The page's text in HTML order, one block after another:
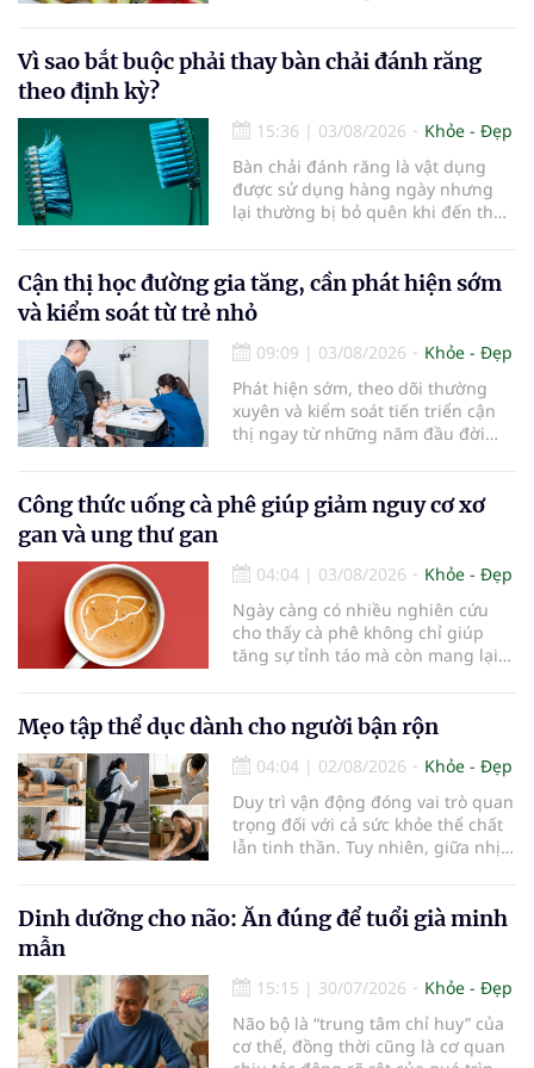
Vì sao bắt buộc phải thay bàn chải đánh răng
theo định kỳ?
15:36 | 03/08/2026
Khỏe - Đẹp
Bàn chải đánh răng là vật dụng
được sử dụng hàng ngày nhưng
lại thường bị bỏ quên khi đến thời
bàn chải quá lâu có thể làm giảm
hiệu quả làm sạch và ảnh hưởng
đến sức khỏe răng miệng...
Cận thị học đường gia tăng, cần phát hiện sớm
và kiểm soát từ trẻ nhỏ
09:09 | 03/08/2026
Khỏe - Đẹp
Phát hiện sớm, theo dõi thường
xuyên và kiểm soát tiến triển cận
thị ngay từ những năm đầu đời
trẻ. Đây cũng là định hướng của
Trung tâm Nhãn nhi và Kiểm soát
Đô đưa vào hoạt động ngày 1/8.
Công thức uống cà phê giúp giảm nguy cơ xơ
gan và ung thư gan
04:04 | 03/08/2026
Khỏe - Đẹp
Ngày càng có nhiều nghiên cứu
cho thấy cà phê không chỉ giúp
tăng sự tỉnh táo mà còn mang lại
đóng vai trò lọc độc tố, chuyển hóa
thuốc và dự trữ nhiều vitamin,
khoáng chất thiết yếu nhưng cũng
rất dễ bị tổn thương…
Mẹo tập thể dục dành cho người bận rộn
04:04 | 02/08/2026
Khỏe - Đẹp
Duy trì vận động đóng vai trò quan
trọng đối với cả sức khỏe thể chất
lẫn tinh thần. Tuy nhiên, giữa nhịp
cho các hoạt động tập luyện
thường trở thành một thách thức
Dinh dưỡng cho não: Ăn đúng để tuổi già minh
mẫn
15:15 | 30/07/2026
Khỏe - Đẹp
Não bộ là “trung tâm chỉ huy” của
cơ thể, đồng thời cũng là cơ quan